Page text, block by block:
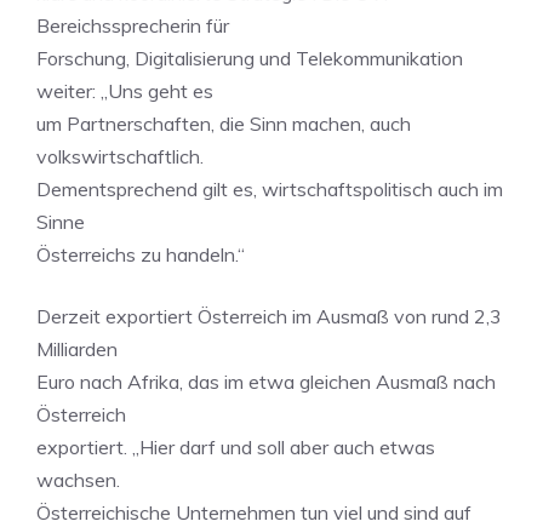
Bereichssprecherin für
Forschung, Digitalisierung und Telekommunikation
weiter: „Uns geht es
um Partnerschaften, die Sinn machen, auch
volkswirtschaftlich.
Dementsprechend gilt es, wirtschaftspolitisch auch im
Sinne
Österreichs zu handeln.“
Derzeit exportiert Österreich im Ausmaß von rund 2,3
Milliarden
Euro nach Afrika, das im etwa gleichen Ausmaß nach
Österreich
exportiert. „Hier darf und soll aber auch etwas
wachsen.
Österreichische Unternehmen tun viel und sind auf